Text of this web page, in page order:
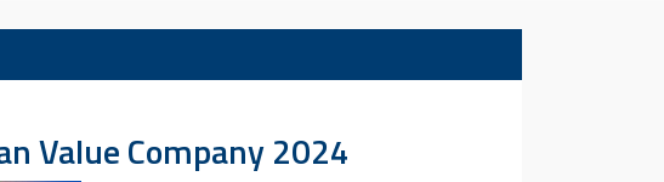
Value Company 2024